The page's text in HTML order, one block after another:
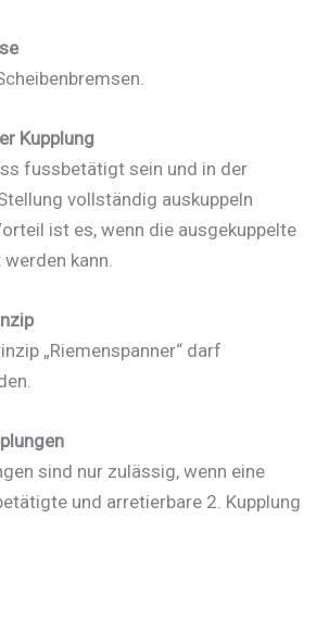
Kupplung
fussbetätigt sein und in der
vollständig auskuppeln
ist es, wenn die ausgekuppelte
kann.
„Riemenspanner“ darf
sind nur zulässig, wenn eine
und arretierbare 2. Kupplung